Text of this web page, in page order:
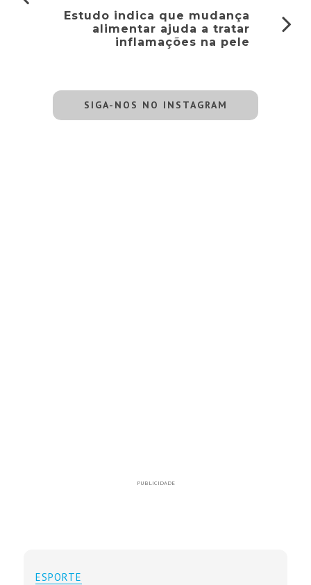
Estudo indica que mudança
alimentar ajuda a tratar
inflamações na pele
SIGA-NOS NO INSTAGRAM
PUBLICIDADE
ESPORTE